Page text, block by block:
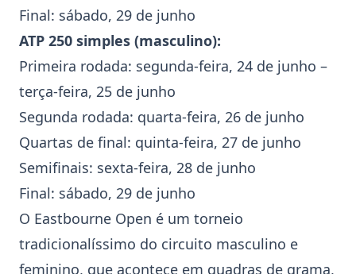
Final: sábado, 29 de junho
ATP 250 simples (masculino):
Primeira rodada: segunda-feira, 24 de junho –
terça-feira, 25 de junho
Segunda rodada: quarta-feira, 26 de junho
Quartas de final: quinta-feira, 27 de junho
Semifinais: sexta-feira, 28 de junho
Final: sábado, 29 de junho
O Eastbourne Open é um torneio
tradicionalíssimo do circuito masculino e
feminino, que acontece em quadras de grama,